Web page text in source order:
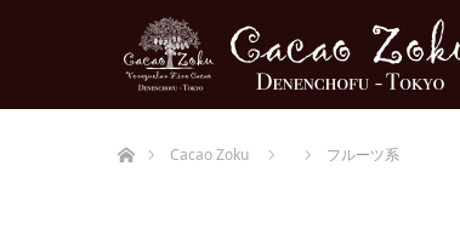
Cacao Zoku
フルーツ系